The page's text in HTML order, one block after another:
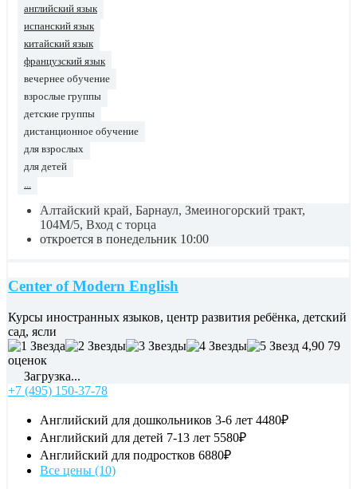
английский язык
испанский язык
китайский язык
французский язык
вечернее обучение
взрослые группы
детские группы
дистанционное обучение
для взрослых
для детей
...
Алтайский край, Барнаул, Змеиногорский тракт,
104М/5, Вход с торца
откроется в понедельник 10:00
Center of Modern English
Курсы иностранных языков, центр развития ребёнка, детский
сад, ясли
4,90 79
оценок
Загрузка...
+7 (495) 150-37-78
Английский для дошкольников 3-6 лет 4480₽
Английский для детей 7-13 лет 5580₽
Английский для подростков 6880₽
Все цены (10)